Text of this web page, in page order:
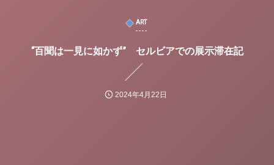
ART
“百聞は一見に如かず” セルビアでの展示滞在記
2024年4月22日